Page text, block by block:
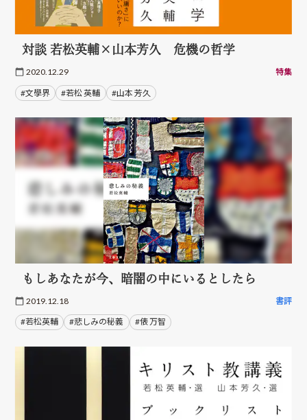
対談 若松英輔×山本芳久 危機の哲学
2020.12.29 特集
#文學界 #若松 英輔 #山本 芳久
もしあなたが今、暗闇の中にいるとしたら
2019.12.18 書評
#若松英輔 #悲しみの秘義 #俵 万智